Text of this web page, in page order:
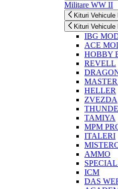
Militare WW II
Kituri Vehicule
Kituri Vehicule
IBG
ACE
HOBBY
REVELL
HELLER
ZVEZDA
TAMIYA
MPM
ITALERI
AMMO
ICM
DAS